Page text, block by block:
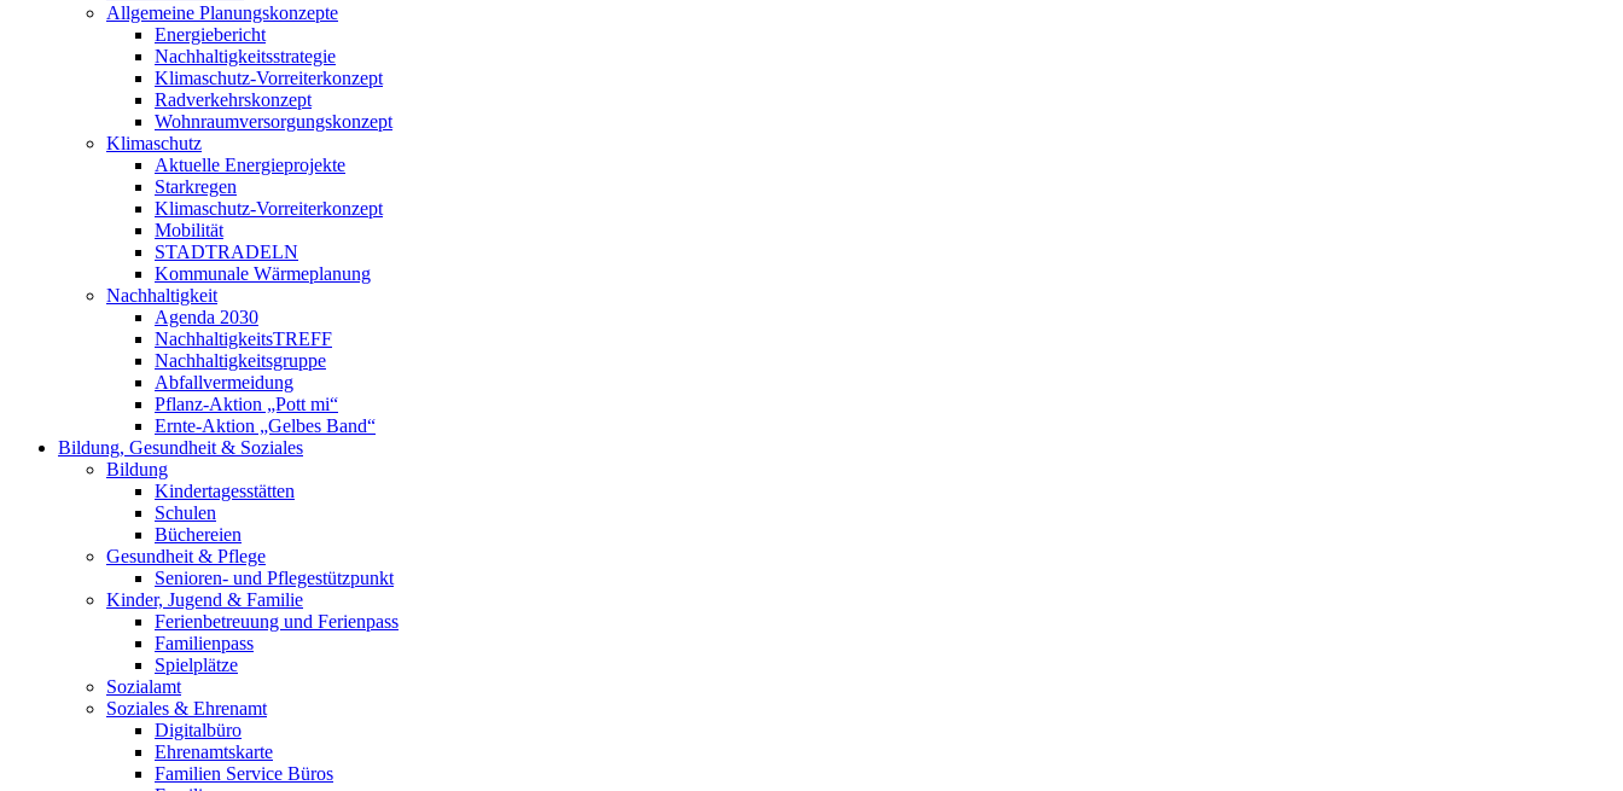
Allgemeine Planungskonzepte
Energiebericht
Nachhaltigkeitsstrategie
Klimaschutz-Vorreiterkonzept
Radverkehrskonzept
Wohnraumversorgungskonzept
Klimaschutz
Aktuelle Energieprojekte
Starkregen
Klimaschutz-Vorreiterkonzept
Mobilität
STADTRADELN
Kommunale Wärmeplanung
Nachhaltigkeit
Agenda 2030
NachhaltigkeitsTREFF
Nachhaltigkeitsgruppe
Abfallvermeidung
Pflanz-Aktion „Pott mi“
Ernte-Aktion „Gelbes Band“
Bildung, Gesundheit & Soziales
Bildung
Kindertagesstätten
Schulen
Büchereien
Gesundheit & Pflege
Senioren- und Pflegestützpunkt
Kinder, Jugend & Familie
Ferienbetreuung und Ferienpass
Familienpass
Spielplätze
Sozialamt
Soziales & Ehrenamt
Digitalbüro
Ehrenamtskarte
Familien Service Büros